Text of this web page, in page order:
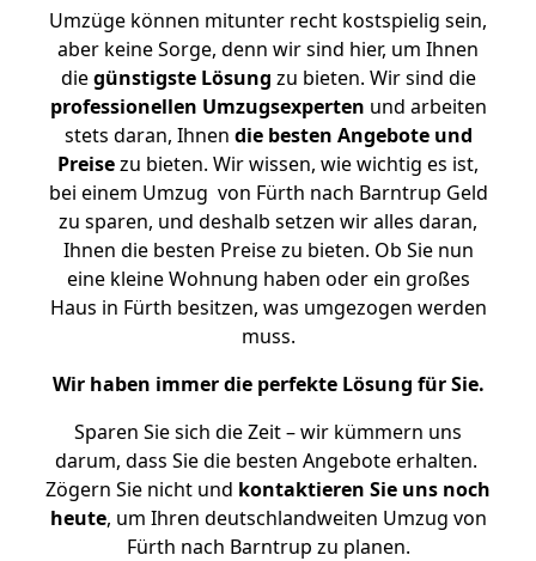
Umzüge können mitunter recht kostspielig sein,
aber keine Sorge, denn wir sind hier, um Ihnen
diegünstigste Lösung zu bieten. Wir sind die
professionellen Umzugsexperten und arbeiten
stets daran, Ihnen die besten Angebote und
Preisezu bieten. Wir wissen, wie wichtig es ist,
bei einem Umzug von Fürth nach Barntrup Geld
zu sparen, und deshalb setzen wir alles daran,
Ihnen die besten Preise zu bieten. Ob Sie nun
eine kleine Wohnung haben oder ein großes
Haus in Fürth besitzen, was umgezogen werden
muss.
Wir haben immer die perfekte Lösung für Sie.
Sparen Sie sich die Zeit – wir kümmern uns
darum, dass Sie die besten Angebote erhalten.
Zögern Sie nicht und kontaktieren Sie uns noch
heute, um Ihren deutschlandweiten Umzug von
Fürth nach Barntrup zu planen.